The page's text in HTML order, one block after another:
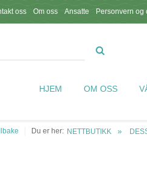
oss Om oss Ansatte Personvern og
HJEM OM OSS
Du er her: NETTBUTIKK